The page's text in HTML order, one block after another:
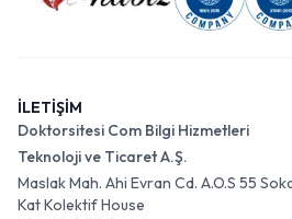
İLETİŞİM
Doktorsitesi Com Bilgi Hizmetleri
Teknoloji ve Ticaret A.Ş.
Maslak Mah. Ahi Evran Cd. A.O.S 55
Kat Kolektif House